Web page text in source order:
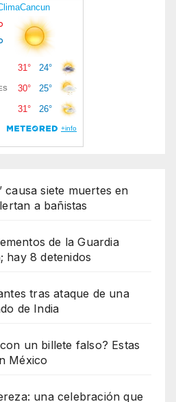
causa siete muertes en
a bañistas
de la Guardia
hay 8 detenidos
tras ataque de una
de India
un billete falso? Estas
México
una celebración que